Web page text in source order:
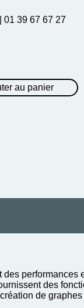
01 39 67 67 27
au panier
performances
des
de